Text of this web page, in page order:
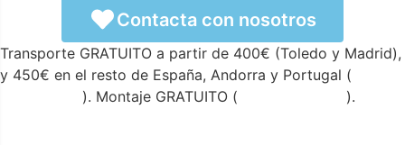
Contacta con nosotros
Transporte GRATUITO a partir de 400€ (Toledo y Madrid),
y 450€ en el resto de España, Andorra y Portugal (
). Montaje GRATUITO ( ).